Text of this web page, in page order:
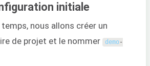
initiale
nous allons créer un
de projet et le nommer
demo-